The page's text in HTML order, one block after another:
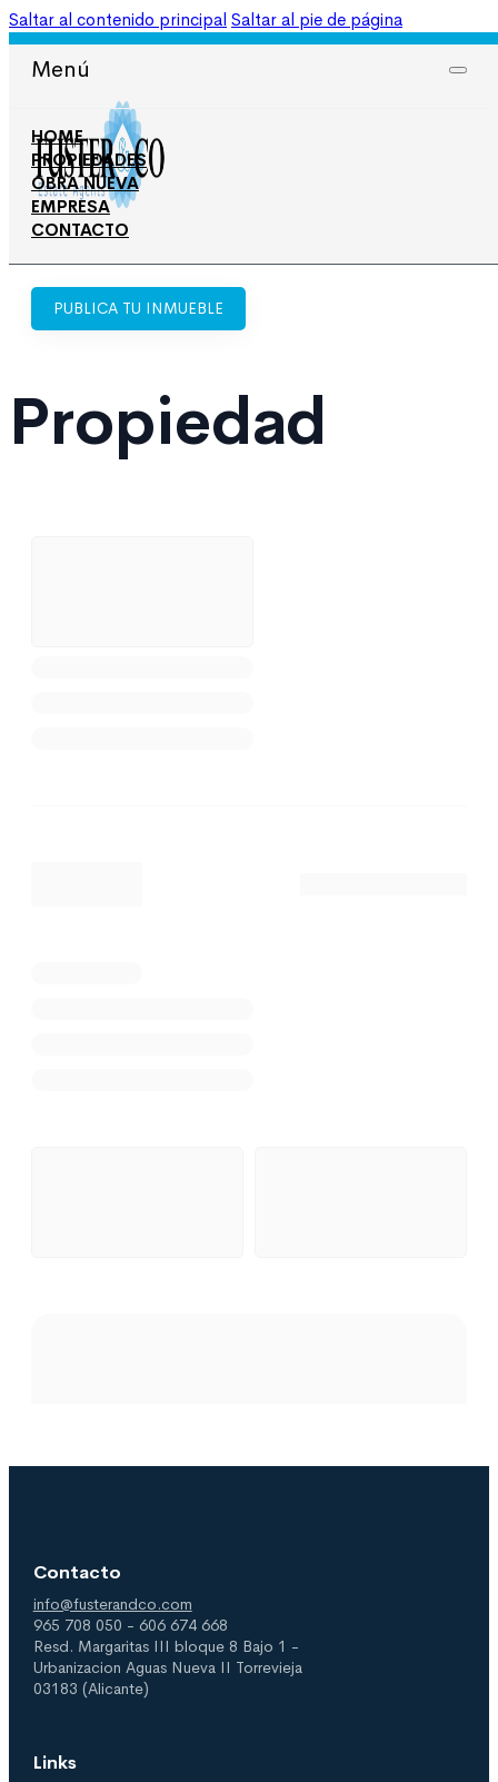
Saltar al contenido principal Saltar al pie de página
Menú
HOME
PROPIEDADES
OBRA NUEVA
EMPRESA
CONTACTO
PUBLICA TU INMUEBLE
Propiedad
Contacto
info@fusterandco.com
965 708 050 - 606 674 668
Resd. Margaritas III bloque 8 Bajo 1 -
Urbanizacion Aguas Nueva II Torrevieja
03183 (Alicante)
Links